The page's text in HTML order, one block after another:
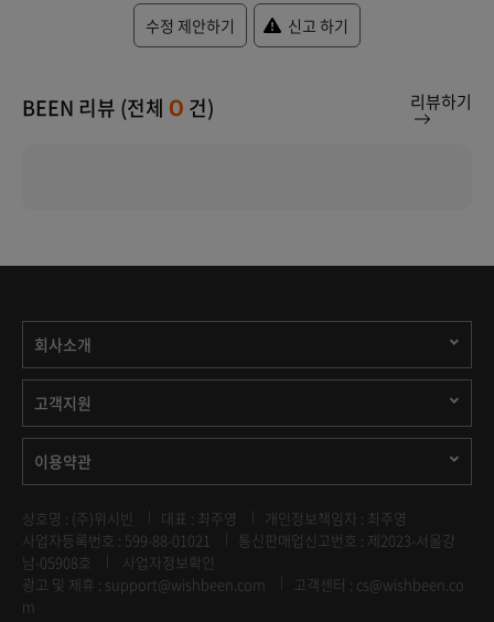
수정 제안하기 신고 하기
BEEN 리뷰 (전체 0 건) 리뷰하기
회사소개
고객지원
이용약관
상호명 : (주)위시빈 대표 : 최주영
개인정보책임자 : 최주영
사업자등록번호 : 599-88-01021
통신판매업신고번호 : 제2023-서울강
남-05908호
사업자정보확인
광고 및 제휴 : support@wishbeen.com
고객센터 : cs@wishbeen.co
m